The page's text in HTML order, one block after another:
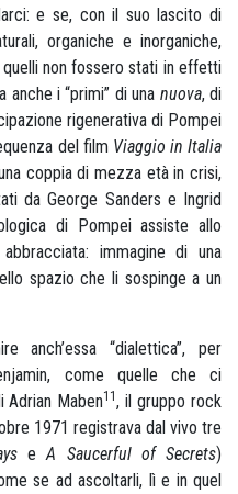
e se, con il suo lascito di
organiche e inorganiche,
quelli non fossero stati in effetti
anche i “primi” di una nuova, di
rigenerativa di Pompei
del film Viaggio in Italia
coppia di mezza età in crisi,
da George Sanders e Ingrid
di Pompei assiste allo
immagine di una
spazio che li sospinge a un
anch’essa “dialettica”, per
come quelle che ci
Maben11, il gruppo rock
1971 registrava dal vivo tre
eA Saucerful of Secrets)
se ad ascoltarli, lì e in quel